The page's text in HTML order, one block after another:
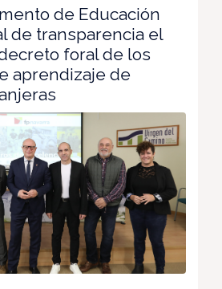
de Educación
de transparencia el
foral de los
aprendizaje de